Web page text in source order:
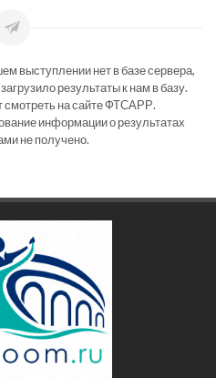
выступлении нет в базе сервера,
результаты к нам в базу.
смотреть на сайте ФТСАРР.
информации о результатах
не получено.